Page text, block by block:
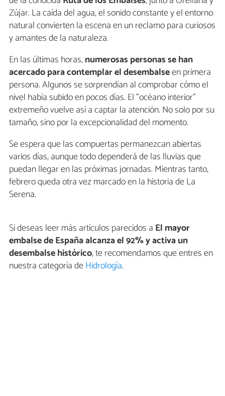
Zújar. La caída del agua, el sonido constante y el entorno
natural convierten la escena en un reclamo para curiosos
y amantes de la naturaleza.
En las últimas horas,numerosas personas se han
acercado para contemplar el desembalseen primera
persona. Algunos se sorprendían al comprobar cómo el
nivel había subido en pocos días. El "océano interior"
extremeño vuelve así a captar la atención. No solo por su
tamaño, sino por la excepcionalidad del momento.
Se espera que las compuertas permanezcan abiertas
varios días, aunque todo dependerá de las lluvias que
puedan llegar en las próximas jornadas. Mientras tanto,
febrero queda otra vez marcado en la historia de La
Serena.
Si deseas leer más artículos parecidos a El mayor
embalse de España alcanza el 92% y activa un
desembalse histórico, te recomendamos que entres en
nuestra categoría deHidrología.